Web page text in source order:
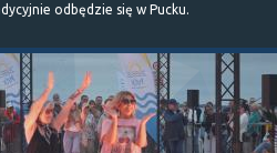
odbędzie się w Pucku.